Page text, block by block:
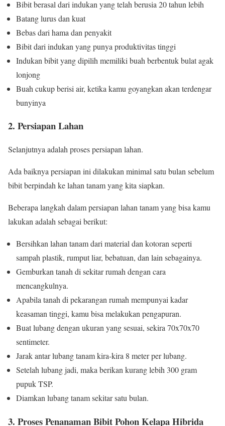
Bibit berasal dari indukan yang telah berusia 20 tahun lebih
Batang lurus dan kuat
Bebas dari hama dan penyakit
Bibit dari indukan yang punya produktivitas tinggi
Indukan bibit yang dipilih memiliki buah berbentuk bulat agak
lonjong
Buah cukup berisi air, ketika kamu goyangkan akan terdengar
bunyinya
2. Persiapan Lahan
Selanjutnya adalah proses persiapan lahan.
Ada baiknya persiapan ini dilakukan minimal satu bulan sebelum
bibit berpindah ke lahan tanam yang kita siapkan.
Beberapa langkah dalam persiapan lahan tanam yang bisa kamu
lakukan adalah sebagai berikut:
Bersihkan lahan tanam dari material dan kotoran seperti
sampah plastik, rumput liar, bebatuan, dan lain sebagainya.
Gemburkan tanah di sekitar rumah dengan cara
mencangkulnya.
Apabila tanah di pekarangan rumah mempunyai kadar
keasaman tinggi, kamu bisa melakukan pengapuran.
Buat lubang dengan ukuran yang sesuai, sekira 70x70x70
sentimeter.
Jarak antar lubang tanam kira-kira 8 meter per lubang.
Setelah lubang jadi, maka berikan kurang lebih 300 gram
pupuk TSP.
Diamkan lubang tanam sekitar satu bulan.
3. Proses Penanaman Bibit Pohon Kelapa Hibrida